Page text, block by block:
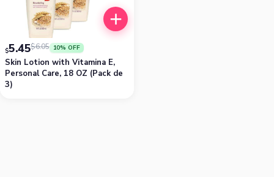
Skin Lotion with Vitamina E,
Personal Care, 18 OZ (Pack de
3)
$6.05
$5.45 10% OFF